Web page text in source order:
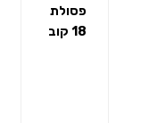
פסולת
18 קוב